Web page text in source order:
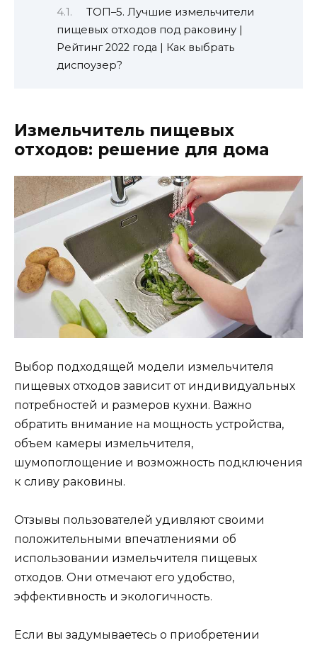
ТОП–5. Лучшие измельчители
пищевых отходов под раковину |
Рейтинг 2022 года | Как выбрать
диспоузер?
Измельчитель пищевых
отходов: решение для дома
Выбор подходящей модели измельчителя
пищевых отходов зависит от индивидуальных
потребностей и размеров кухни. Важно
обратить внимание на мощность устройства,
объем камеры измельчителя,
шумопоглощение и возможность подключения
к сливу раковины.
Отзывы пользователей удивляют своими
положительными впечатлениями об
использовании измельчителя пищевых
отходов. Они отмечают его удобство,
эффективность и экологичность.
Если вы задумываетесь о приобретении